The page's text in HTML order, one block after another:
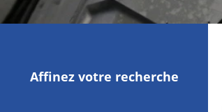
Affinez votre recherche